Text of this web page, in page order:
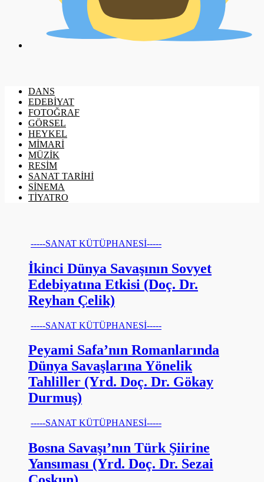
DANS
EDEBİYAT
FOTOĞRAF
GÖRSEL
HEYKEL
MİMARİ
MÜZİK
RESİM
SANAT TARİHİ
SİNEMA
TİYATRO
-----SANAT KÜTÜPHANESİ-----
İkinci Dünya Savaşının Sovyet
Edebiyatına Etkisi (Doç. Dr.
Reyhan Çelik)
-----SANAT KÜTÜPHANESİ-----
Peyami Safa’nın Romanlarında
Dünya Savaşlarına Yönelik
Tahliller (Yrd. Doç. Dr. Gökay
Durmuş)
-----SANAT KÜTÜPHANESİ-----
Bosna Savaşı’nın Türk Şiirine
Yansıması (Yrd. Doç. Dr. Sezai